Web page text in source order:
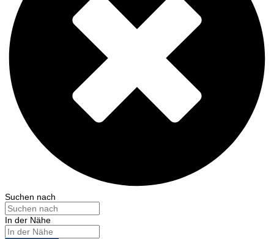
Suchen nach
In der Nähe